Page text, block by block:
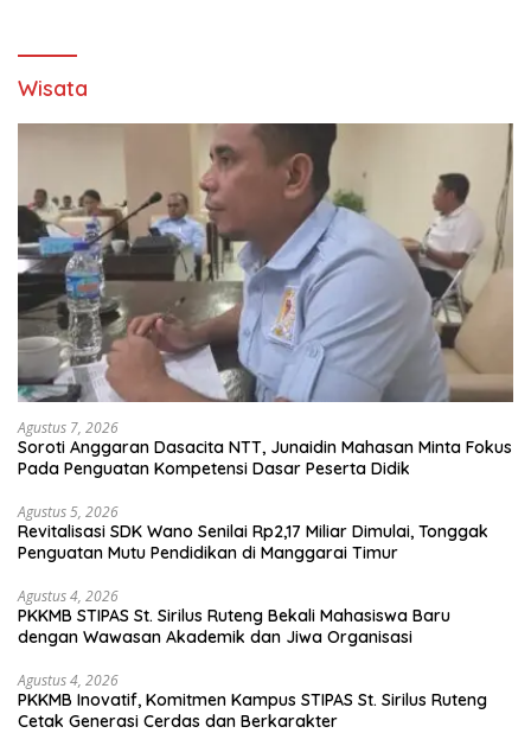
Wisata
Agustus 7, 2026
Soroti Anggaran Dasacita NTT, Junaidin Mahasan Minta Fokus
Pada Penguatan Kompetensi Dasar Peserta Didik
Agustus 5, 2026
Revitalisasi SDK Wano Senilai Rp2,17 Miliar Dimulai, Tonggak
Penguatan Mutu Pendidikan di Manggarai Timur
Agustus 4, 2026
PKKMB STIPAS St. Sirilus Ruteng Bekali Mahasiswa Baru
dengan Wawasan Akademik dan Jiwa Organisasi
Agustus 4, 2026
PKKMB Inovatif, Komitmen Kampus STIPAS St. Sirilus Ruteng
Cetak Generasi Cerdas dan Berkarakter